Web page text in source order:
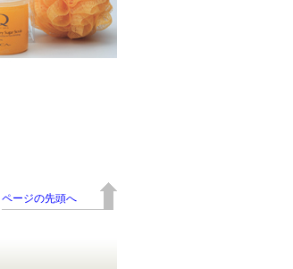
ページの先頭へ